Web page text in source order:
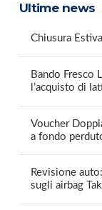
Ultime news
Chiusura
Bando Fresco
l’acquisto di
Voucher
a fondo
Revisione
sugli airbag